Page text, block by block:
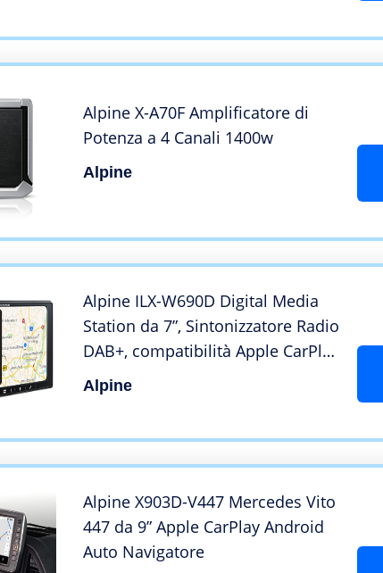
Alpine X-A70F Amplificatore di
Potenza a 4 Canali 1400w
Alpine
Alpine ILX-W690D Digital Media
Station da 7”, Sintonizzatore Radio
DAB+, compatibilità Apple CarPlay
e Android Auto
Alpine
Alpine X903D-V447 Mercedes Vito
447 da 9” Apple CarPlay Android
Auto Navigatore